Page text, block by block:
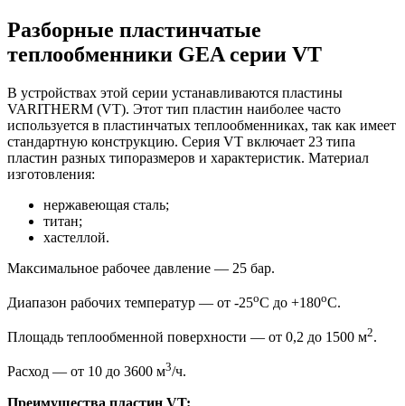
Разборные пластинчатые
теплообменники GEA серии VT
В устройствах этой серии устанавливаются пластины
VARITHERM (VT). Этот тип пластин наиболее часто
используется в пластинчатых теплообменниках, так как имеет
стандартную конструкцию. Серия VT включает 23 типа
пластин разных типоразмеров и характеристик. Материал
изготовления:
нержавеющая сталь;
титан;
хастеллой.
Максимальное рабочее давление — 25 бар.
Диапазон рабочих температур — от -25оС до +180оС.
Площадь теплообменной поверхности — от 0,2 до 1500 м2.
Расход — от 10 до 3600 м3/ч.
Преимущества пластин VT: